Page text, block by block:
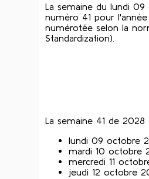
La semaine du lundi
numéro 41 pour
numérotée selon la
Standardization).
La semaine 41 de
lundi 09 octobre
mardi 10 octobre
mercredi 11
jeudi 12 octobre